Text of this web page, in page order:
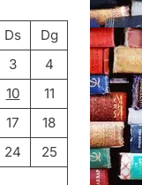
Ds
Dg
3
4
10
11
17
18
24
25